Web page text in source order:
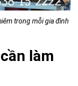
trong mỗi gia đình
làm